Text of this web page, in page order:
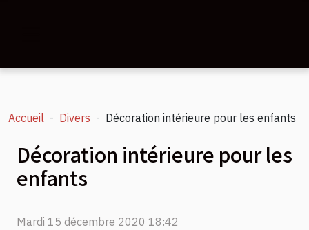
Accueil Divers Décoration intérieure pour les enfants
Décoration intérieure pour les
enfants
Mardi 15 décembre 2020 18:42